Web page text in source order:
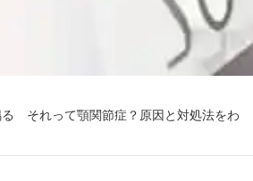
それって顎関節症？原因と対処法をわ